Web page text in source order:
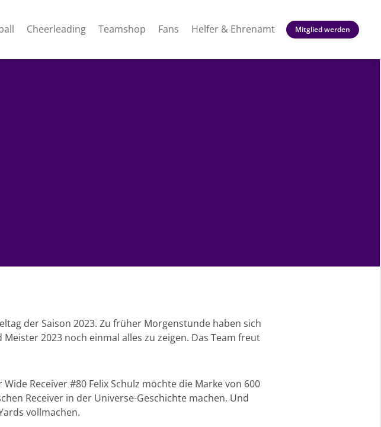
Cheerleading Teamshop Fans Helfer & Ehrenamt Mitglied werden
der Saison 2023. Zu früher Morgenstunde haben sich
2023 noch einmal alles zu zeigen. Das Team freut
Receiver #80 Felix Schulz möchte die Marke von 600
Receiver in der Universe-Geschichte machen. Und
vollmachen.